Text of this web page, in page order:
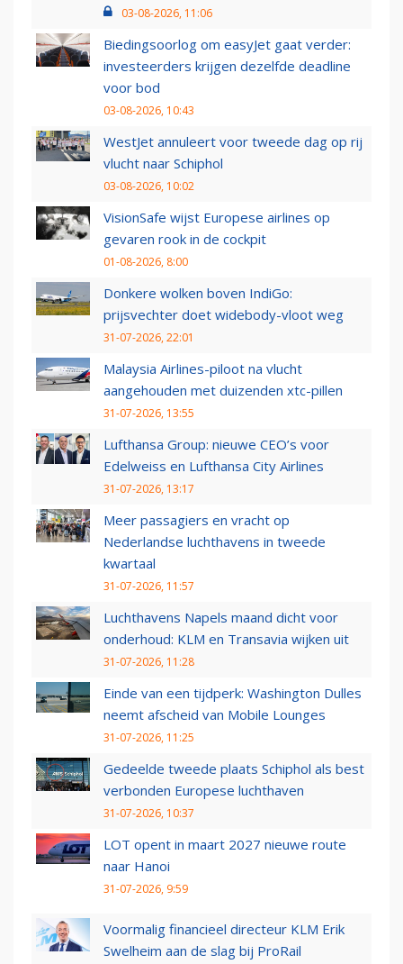
03-08-2026, 11:06
Biedingsoorlog om easyJet gaat verder:
investeerders krijgen dezelfde deadline
voor bod
03-08-2026, 10:43
WestJet annuleert voor tweede dag op rij
vlucht naar Schiphol
03-08-2026, 10:02
VisionSafe wijst Europese airlines op
gevaren rook in de cockpit
01-08-2026, 8:00
Donkere wolken boven IndiGo:
prijsvechter doet widebody-vloot weg
31-07-2026, 22:01
Malaysia Airlines-piloot na vlucht
aangehouden met duizenden xtc-pillen
31-07-2026, 13:55
Lufthansa Group: nieuwe CEO’s voor
Edelweiss en Lufthansa City Airlines
31-07-2026, 13:17
Meer passagiers en vracht op
Nederlandse luchthavens in tweede
kwartaal
31-07-2026, 11:57
Luchthavens Napels maand dicht voor
onderhoud: KLM en Transavia wijken uit
31-07-2026, 11:28
Einde van een tijdperk: Washington Dulles
neemt afscheid van Mobile Lounges
31-07-2026, 11:25
Gedeelde tweede plaats Schiphol als best
verbonden Europese luchthaven
31-07-2026, 10:37
LOT opent in maart 2027 nieuwe route
naar Hanoi
31-07-2026, 9:59
Voormalig financieel directeur KLM Erik
Swelheim aan de slag bij ProRail